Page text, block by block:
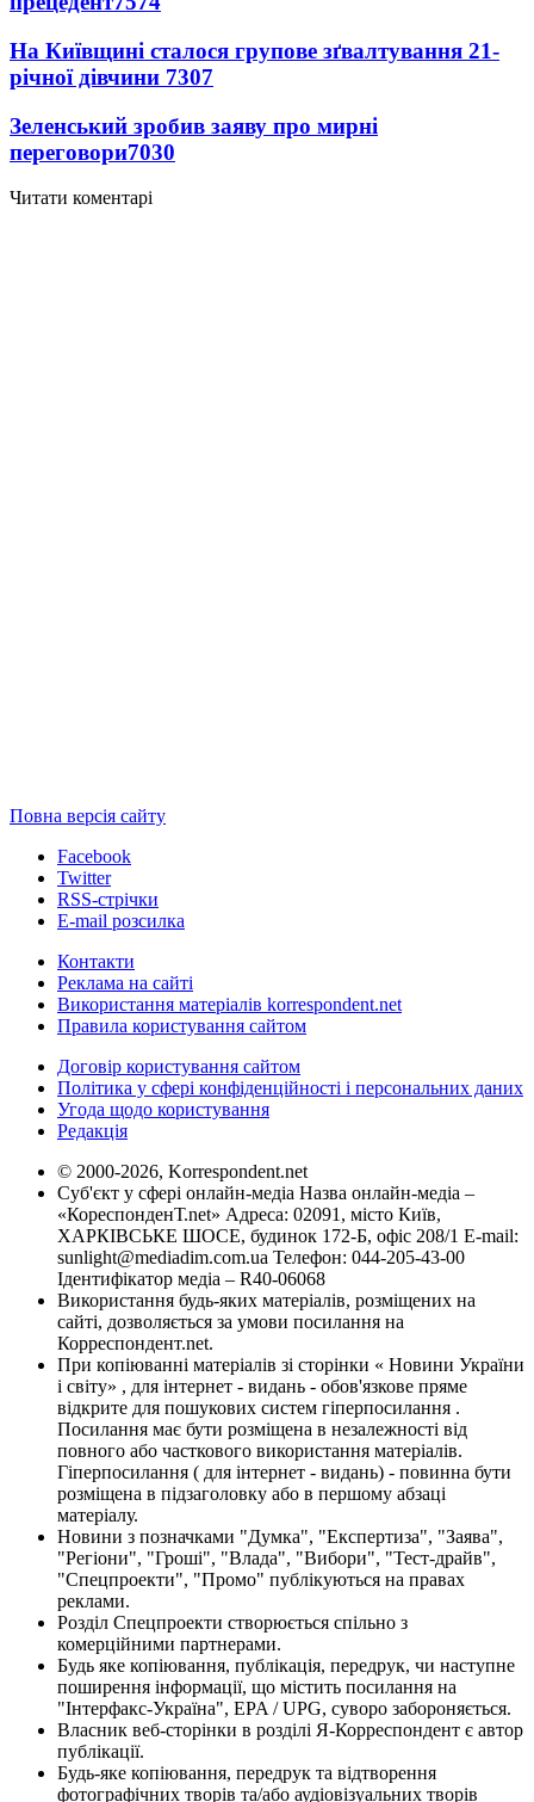
На Київщині сталося групове зґвалтування 21-
річної дівчини 7307
Зеленський зробив заяву про мирні
переговори7030
Читати коментарі
Повна версія сайту
Facebook
Twitter
RSS-стрічки
E-mail розсилка
Контакти
Реклама на сайті
Використання матеріалів korrespondent.net
Правила користування сайтом
Договір користування сайтом
Політика у сфері конфіденційності і персональних даних
Угода щодо користування
Редакція
© 2000-2026, Korrespondent.net
Суб'єкт у сфері онлайн-медіа Назва онлайн-медіа –
«КореспонденТ.net» Адреса: 02091, місто Київ,
ХАРКІВСЬКЕ ШОСЕ, будинок 172-Б, офіс 208/1 E-mail:
sunlight@mediadim.com.ua Телефон: 044-205-43-00
Ідентифікатор медіа – R40-06068
Використання будь-яких матеріалів, розміщених на
сайті, дозволяється за умови посилання на
Корреспондент.net.
При копіюванні матеріалів зі сторінки « Новини України
і світу» , для інтернет - видань - обов'язкове пряме
відкрите для пошукових систем гіперпосилання .
Посилання має бути розміщена в незалежності від
повного або часткового використання матеріалів.
Гіперпосилання ( для інтернет - видань) - повинна бути
розміщена в підзаголовку або в першому абзаці
матеріалу.
Новини з позначками "Думка", "Експертиза", "Заява",
"Регіони", "Гроші", "Влада", "Вибори", "Тест-драйв",
"Спецпроекти", "Промо" публікуються на правах
реклами.
Розділ Спецпроекти створюється спільно з
комерційними партнерами.
Будь яке копіювання, публікація, передрук, чи наступне
поширення інформації, що містить посилання на
"Інтерфакс-Україна", EPA / UPG, суворо забороняється.
Власник веб-сторінки в розділі Я-Корреспондент є автор
публікації.
Будь-яке копіювання, передрук та відтворення
фотографічних творів та/або аудіовізуальних творів